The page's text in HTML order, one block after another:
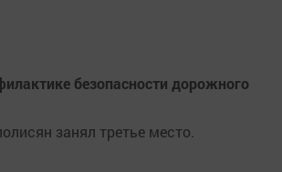
безопасности дорожного
занял третье место.